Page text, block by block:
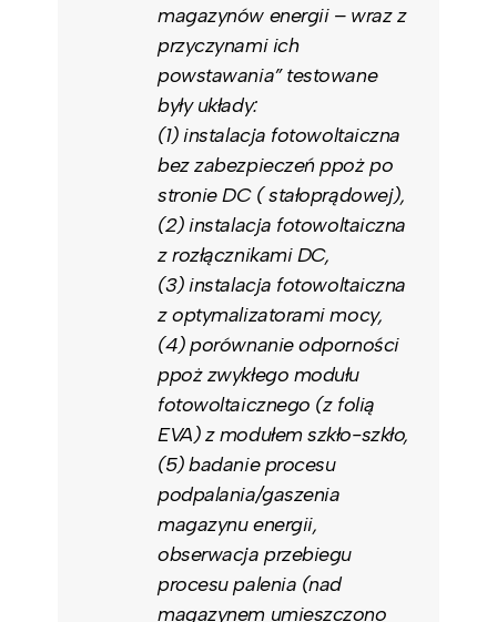
magazynów energii – wraz z
przyczynami ich
powstawania” testowane
były układy:
(1) instalacja fotowoltaiczna
bez zabezpieczeń ppoż po
stronie DC ( stałoprądowej),
(2) instalacja fotowoltaiczna
z rozłącznikami DC,
(3) instalacja fotowoltaiczna
z optymalizatorami mocy,
(4) porównanie odporności
ppoż zwykłego modułu
fotowoltaicznego (z folią
EVA) z modułem szkło-szkło,
(5) badanie procesu
podpalania/gaszenia
magazynu energii,
obserwacja przebiegu
procesu palenia (nad
magazynem umieszczono